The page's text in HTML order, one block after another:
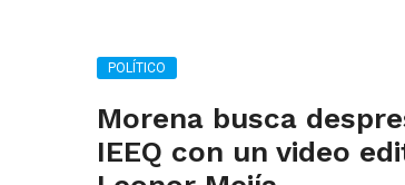
POLÍTICO
Morena busca
IEEQ con un video